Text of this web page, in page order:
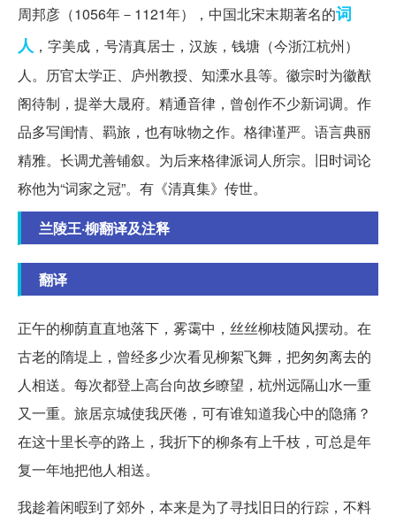
周邦彦（1056年－1121年），中国北宋末期著名的词
人 ，字美成，号清真居士，汉族，钱塘（今浙江杭州）
人。历官太学正、庐州教授、知溧水县等。徽宗时为徽猷
阁待制，提举大晟府。精通音律，曾创作不少新词调。作
品多写闺情、羁旅，也有咏物之作。格律谨严。语言典丽
精雅。长调尤善铺叙。为后来格律派词人所宗。旧时词论
称他为“词家之冠”。有《清真集》传世。
兰陵王·柳翻译及注释
翻译
正午的柳荫直直地落下，雾霭中，丝丝柳枝随风摆动。在
古老的隋堤上，曾经多少次看见柳絮飞舞，把匆匆离去的
人相送。每次都登上高台向故乡瞭望，杭州远隔山水一重
又一重。旅居京城使我厌倦，可有谁知道我心中的隐痛？
在这十里长亭的路上，我折下的柳条有上千枝，可总是年
复一年地把他人相送。
我趁着闲暇到了郊外，本来是为了寻找旧日的行踪，不料